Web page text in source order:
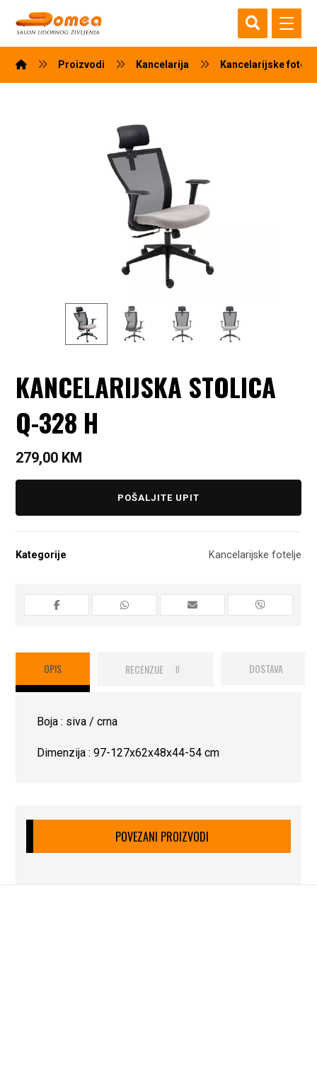
Proizvodi Kancelarija Kancelarijske fotelje
KANCELARIJSKA STOLICA
Q-328 H
279,00 KM
POŠALJITE UPIT
Kategorije Kancelarijske fotelje
OPIS RECENZIJE 0 DOSTAVA
Boja : siva / crna
Dimenzija : 97-127x62x48x44-54 cm
POVEZANI PROIZVODI